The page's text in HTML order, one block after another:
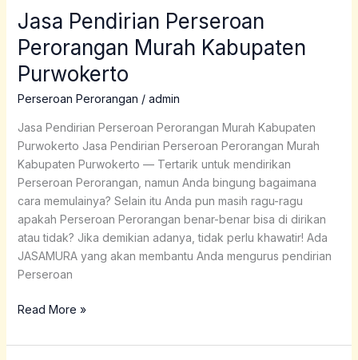
Jasa Pendirian Perseroan
Perorangan Murah Kabupaten
Purwokerto
Perseroan Perorangan / admin
Jasa Pendirian Perseroan Perorangan Murah Kabupaten
Purwokerto Jasa Pendirian Perseroan Perorangan Murah
Kabupaten Purwokerto — Tertarik untuk mendirikan
Perseroan Perorangan, namun Anda bingung bagaimana
cara memulainya? Selain itu Anda pun masih ragu-ragu
apakah Perseroan Perorangan benar-benar bisa di dirikan
atau tidak? Jika demikian adanya, tidak perlu khawatir! Ada
JASAMURA yang akan membantu Anda mengurus pendirian
Perseroan
Jasa
Perseroan
Perorangan
Purwokerto
Read More »